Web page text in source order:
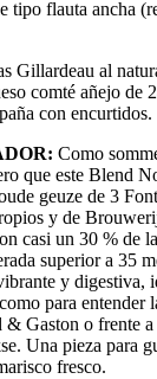
tipo flauta ancha
Gillardeau al
comté añejo de
con encurtidos.
Como
que este Blend
geuze de 3
y de
casi un 30 % de
superior a 35
y digestiva,
para entender
Gaston o frente
Una pieza para
fresco.